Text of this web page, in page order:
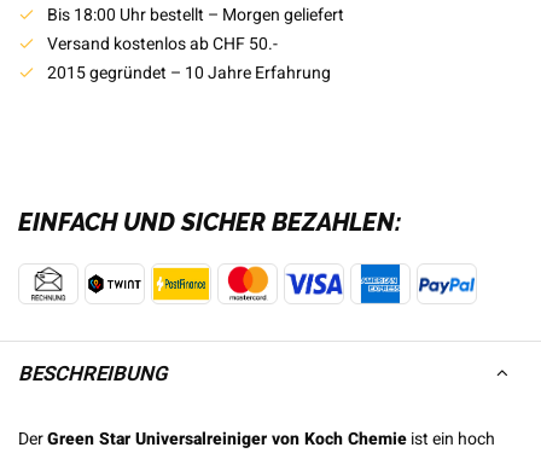
Bis 18:00 Uhr bestellt – Morgen geliefert
Versand kostenlos ab CHF 50.-
2015 gegründet – 10 Jahre Erfahrung
EINFACH UND SICHER BEZAHLEN:
BESCHREIBUNG
DerGreen Star Universalreiniger von Koch Chemieist ein hoch